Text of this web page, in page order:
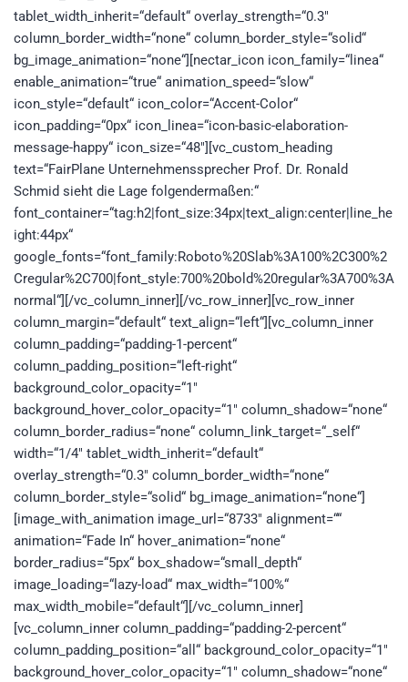
tablet_width_inherit=“default“ overlay_strength=“0.3″
column_border_width=“none“ column_border_style=“solid“
bg_image_animation=“none“][nectar_icon icon_family=“linea“
enable_animation=“true“ animation_speed=“slow“
icon_style=“default“ icon_color=“Accent-Color“
icon_padding=“0px“ icon_linea=“icon-basic-elaboration-
message-happy“ icon_size=“48″][vc_custom_heading
text=“FairPlane Unternehmenssprecher Prof. Dr. Ronald
Schmid sieht die Lage folgendermaßen:“
font_container=“tag:h2|font_size:34px|text_align:center|line_he
ight:44px“
google_fonts=“font_family:Roboto%20Slab%3A100%2C300%2
Cregular%2C700|font_style:700%20bold%20regular%3A700%3A
normal“][/vc_column_inner][/vc_row_inner][vc_row_inner
column_margin=“default“ text_align=“left“][vc_column_inner
column_padding=“padding-1-percent“
column_padding_position=“left-right“
background_color_opacity=“1″
background_hover_color_opacity=“1″ column_shadow=“none“
column_border_radius=“none“ column_link_target=“_self“
width=“1/4″ tablet_width_inherit=“default“
overlay_strength=“0.3″ column_border_width=“none“
column_border_style=“solid“ bg_image_animation=“none“]
[image_with_animation image_url=“8733″ alignment=““
animation=“Fade In“ hover_animation=“none“
border_radius=“5px“ box_shadow=“small_depth“
image_loading=“lazy-load“ max_width=“100%“
max_width_mobile=“default“][/vc_column_inner]
[vc_column_inner column_padding=“padding-2-percent“
column_padding_position=“all“ background_color_opacity=“1″
background_hover_color_opacity=“1″ column_shadow=“none“